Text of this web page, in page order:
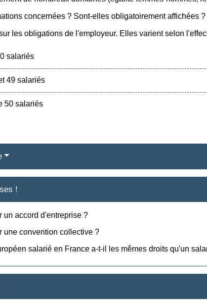
concernées ? Sont-elles obligatoirement affichées
les obligations de l'employeur. Elles varient selon
salariés
49 salariés
50 salariés
!
un accord d'entreprise ?
une convention collective ?
salarié en France a-t-il les mêmes droits qu'un